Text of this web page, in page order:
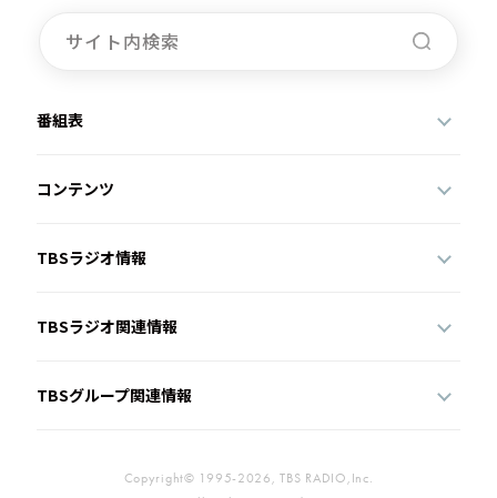
イベント・グッズ
番組表
コンテンツ
TBSラジオ情報
TBSラジオ関連情報
TBSグループ関連情報
Copyright© 1995-2026, TBS RADIO,Inc.